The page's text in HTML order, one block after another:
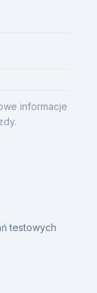
informacje
testowych